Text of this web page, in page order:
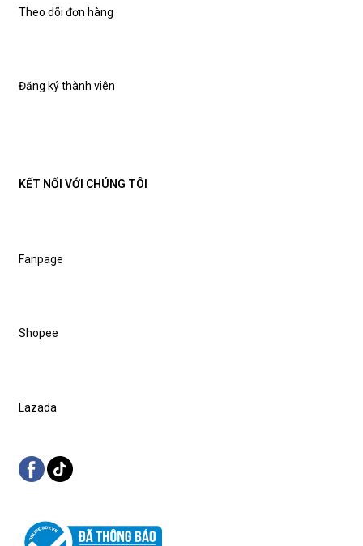
Theo dõi đơn hàng
Đăng ký thành viên
KẾT NỐI VỚI CHÚNG TÔI
Fanpage
Shopee
Lazada